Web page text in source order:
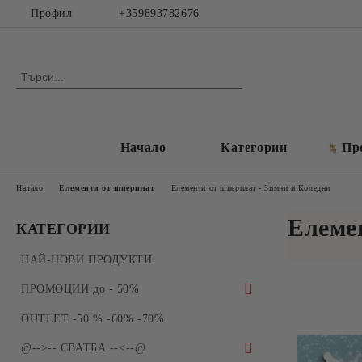
Профил +359893782676
Начало Категории
КАТЕГОРИИ
НАЙ-НОВИ ПРОДУКТИ
ПРОМОЦИИ до - 50%
ПРОМОЦИИ - Силиконови молдове и
OUTLET -50 % -60% -70%
@-->-- СВАТБА --<--@
Начало Елементи от шперплат Елементи от шперплат - Зимни и Коледни